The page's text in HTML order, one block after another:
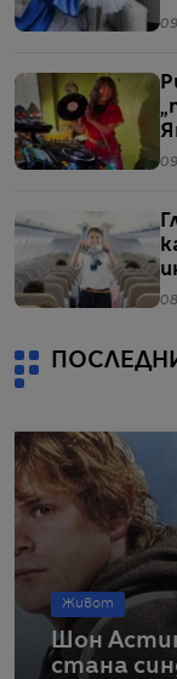
Живот
Шон
стана